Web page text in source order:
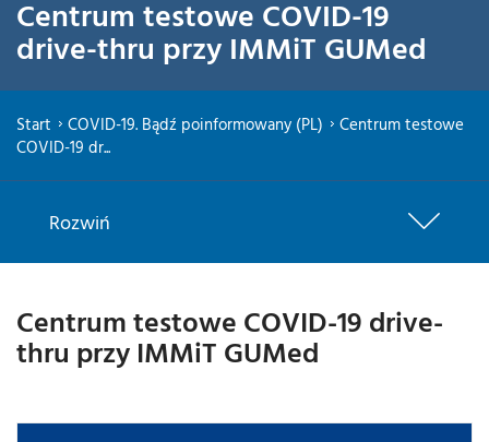
Centrum testowe COVID-19
drive-thru przy IMMiT GUMed
Start COVID-19. Bądź poinformowany (PL)
Centrum testowe
COVID-19 dr...
Rozwiń
Centrum testowe COVID-19 drive-
thru przy IMMiT GUMed